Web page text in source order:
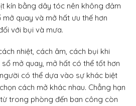
kín bằng dây tóc nên không đảm
quay và mở hất ưu thế hơn
với bụi và mưa.
nhiệt, cách âm, cách bụi khi
mở quay, mở hất có thể tốt hơn
có thể dựa vào sự khác biệt
cách mở khác nhau. Chẳng hạn
trong phòng đến ban công còn